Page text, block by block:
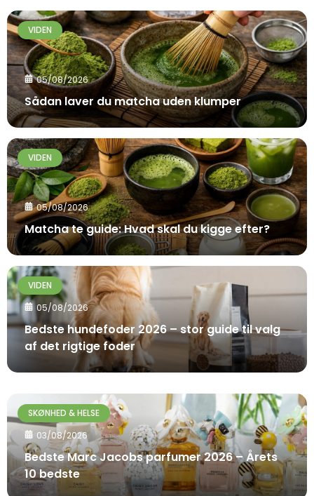
VIDEN
05/08/2026
Sådan laver du matcha uden klumper
VIDEN
05/08/2026
Matcha te guide: Hvad skal du kigge efter?
VIDEN
05/08/2026
Bedste hundefoder 2026 – stor guide til valg
af det rigtige foder
SKØNHED & HELSE
03/08/2026
Bedste Marc Jacobs parfumer 2026 – Årets
10 bedste